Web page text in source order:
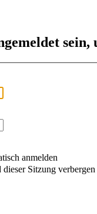
sein,
anmelden
Sitzung verbergen